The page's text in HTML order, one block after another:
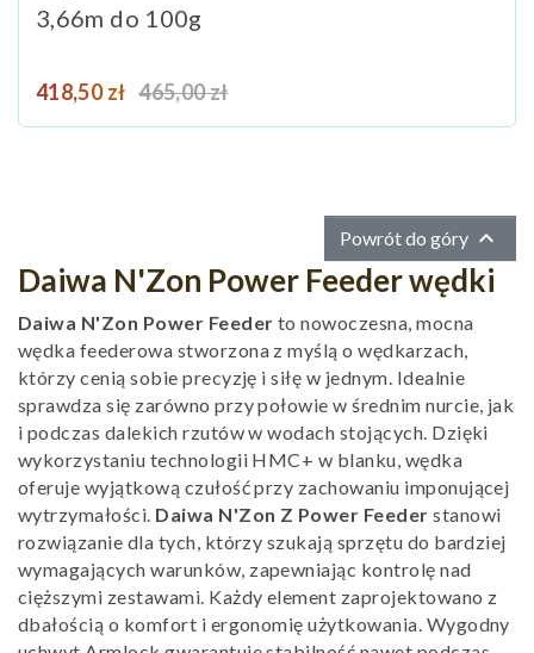
3,66m do 100g
Cena
418,50 zł Cena podstawowa
465,00 zł
Powrót do góry 
Daiwa N'Zon Power Feeder wędki
Daiwa N'Zon Power Feeder to nowoczesna, mocna
wędka feederowa stworzona z myślą o wędkarzach,
którzy cenią sobie precyzję i siłę w jednym. Idealnie
sprawdza się zarówno przy połowie w średnim nurcie, jak
i podczas dalekich rzutów w wodach stojących. Dzięki
wykorzystaniu technologii HMC+ w blanku, wędka
oferuje wyjątkową czułość przy zachowaniu imponującej
wytrzymałości. Daiwa N'Zon Z Power Feeder stanowi
rozwiązanie dla tych, którzy szukają sprzętu do bardziej
wymagających warunków, zapewniając kontrolę nad
cięższymi zestawami. Każdy element zaprojektowano z
dbałością o komfort i ergonomię użytkowania. Wygodny